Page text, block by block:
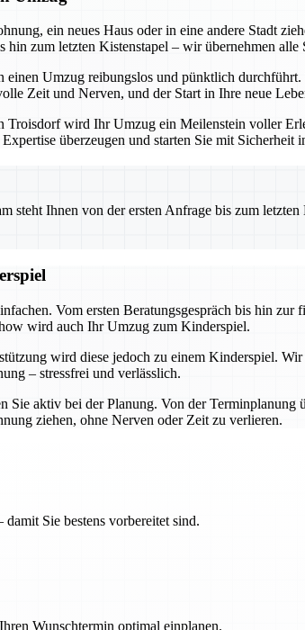
ein neues Haus oder in eine andere Stadt
zum letzten Kistenstapel – wir übernehmen
Umzug reibungslos und pünktlich
Zeit und Nerven, und der Start in Ihre neue
Troisdorf wird Ihr Umzug ein Meilenstein voller
überzeugen und starten Sie mit Sicherheit
steht Ihnen von der ersten Anfrage bis zum
Vom ersten Beratungsgespräch bis hin
wird auch Ihr Umzug zum Kinderspiel.
wird diese jedoch zu einem Kinderspiel.
– stressfrei und verlässlich.
aktiv bei der Planung. Von der
ziehen, ohne Nerven oder Zeit zu verlieren.
Sie bestens vorbereitet sind.
Wunschtermin optimal einplanen.